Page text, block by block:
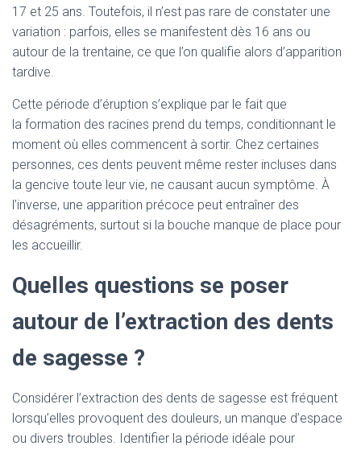
17 et 25 ans. Toutefois, il n’est pas rare de constater une
variation : parfois, elles se manifestent dès 16 ans ou
autour de la trentaine, ce que l’on qualifie alors d’apparition
tardive.
Cette période d’éruption s’explique par le fait que
la formation des racines prend du temps, conditionnant le
moment où elles commencent à sortir. Chez certaines
personnes, ces dents peuvent même rester incluses dans
la gencive toute leur vie, ne causant aucun symptôme. À
l’inverse, une apparition précoce peut entraîner des
désagréments, surtout si la bouche manque de place pour
les accueillir.
Quelles questions se poser
autour de l’extraction des dents
de sagesse ?
Considérer l’extraction des dents de sagesse est fréquent
lorsqu’elles provoquent des douleurs, un manque d’espace
ou divers troubles. Identifier la période idéale pour